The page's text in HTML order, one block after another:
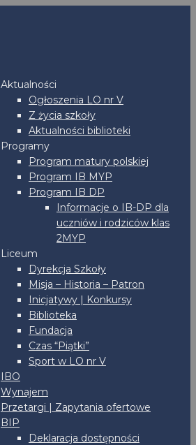
Aktualności
Ogłoszenia LO nr V
Z życia szkoły
Aktualności biblioteki
Programy
Program matury polskiej
Program IB MYP
Program IB DP
Informacje o IB-DP dla
uczniów i rodziców klas
2MYP
Liceum
Dyrekcja Szkoły
Misja – Historia – Patron
Inicjatywy | Konkursy
Biblioteka
Fundacja
Czas “Piątki”
Sport w LO nr V
IBO
Wynajem
Przetargi | Zapytania ofertowe
BIP
Deklaracja dostępności